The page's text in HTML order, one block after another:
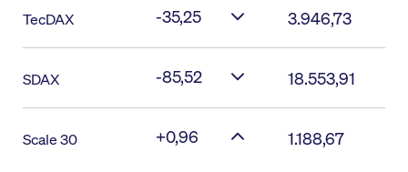
TecDAX -35,25 3.946,73
SDAX -85,52 18.553,91
Scale 30 +0,96 1.188,67